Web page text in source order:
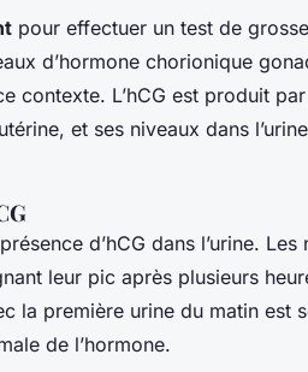
pour effectuer un test de
d’hormone chorionique
contexte. L’hCG est produit
et ses niveaux dans
d’hCG dans l’urine. Les
leur pic après plusieurs
la première urine du matin est
de l’hormone.